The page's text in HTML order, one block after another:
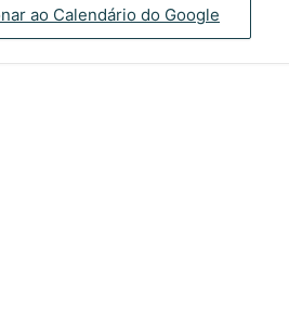
ao Calendário do Google